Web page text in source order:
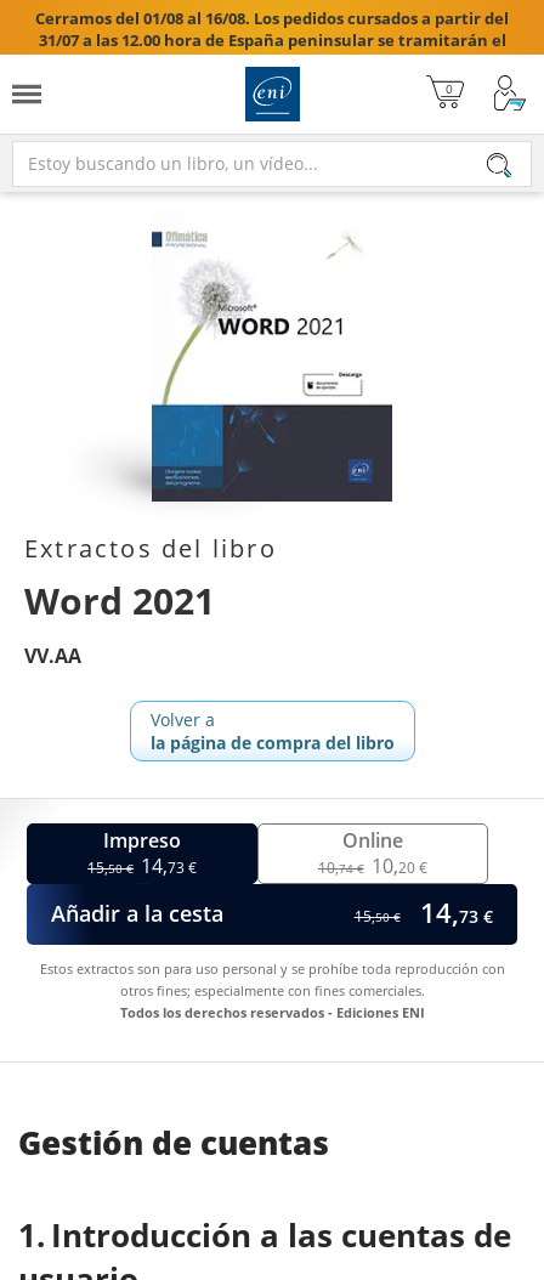
Cerramos del 01/08 al 16/08. Los pedidos cursados a partir del
31/07 a las 12.00 hora de España peninsular se tramitarán el
17/08/2026.

Extractos del libro
Word 2021
VV.AA
Volver a
la página de compra del libro
Impreso
15,50 € 14,73 €
Online
10,74 € 10,20 €
Añadir a la cesta 15,50 € 14,73 €
Estos extractos son para uso personal y se prohíbe toda reproducción con
otros fines; especialmente con fines comerciales.
Todos los derechos reservados - Ediciones ENI
Gestión de cuentas
Introducción a las cuentas de